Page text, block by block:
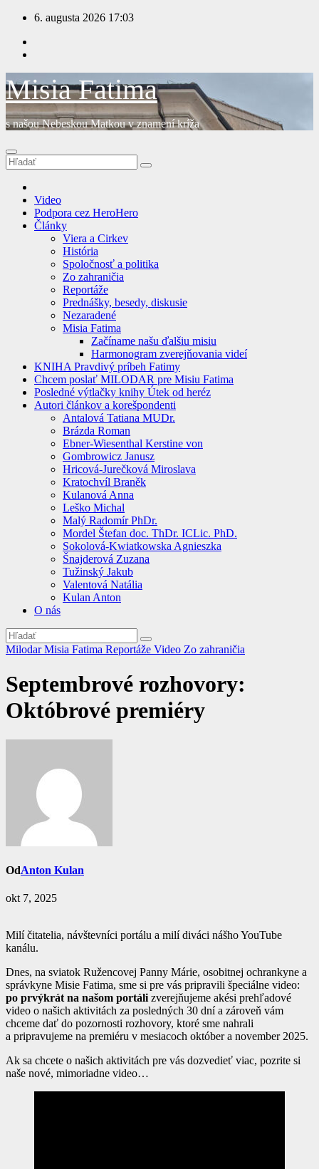
Prejsť
obsah
6. augusta 2026 17:03
Misia Fatima
s našou Nebeskou Matkou v znamení kríža
Video
Podpora cez HeroHero
Články
Viera a Cirkev
História
Spoločnosť a politika
Zo zahraničia
Reportáže
Prednášky, besedy, diskusie
Nezaradené
Misia Fatima
Začíname našu ďalšiu misiu
Harmonogram zverejňovania videí
KNIHA Pravdivý príbeh Fatimy
Chcem poslať MILODAR pre Misiu Fatima
Posledné výtlačky knihy Útek od heréz
Autori článkov a korešpondenti
Antalová Tatiana MUDr.
Brázda Roman
Ebner-Wiesenthal Kerstine von
Gombrowicz Janusz
Hricová-Jurečková Miroslava
Kratochvíl Braněk
Kulanová Anna
Leško Michal
Malý Radomír PhDr.
Mordel Štefan doc. ThDr. ICLic. PhD.
Sokolová-Kwiatkowska Agnieszka
Šnajderová Zuzana
Tužinský Jakub
Valentová Natália
Kulan Anton
O nás
MilodarMisia Fatima Reportáže Video Zo zahraničia
Septembrové rozhovory:
Októbrové premiéry
OdAnton Kulan
okt 7, 2025
Milí čitatelia, návštevníci portálu a milí diváci nášho YouTube
kanálu.
Dnes, na sviatok Ružencovej Panny Márie, osobitnej ochrankyne a
správkyne Misie Fatima, sme si pre vás pripravili špeciálne video:
po prvýkrát na našom portálizverejňujeme akési prehľadové
video o našich aktivitách za posledných 30 dní a zároveň vám
chceme dať do pozornosti rozhovory, ktoré sme nahrali
a pripravujeme na premiéru v mesiacoch október a november 2025.
Ak sa chcete o našich aktivitách pre vás dozvedieť viac, pozrite si
naše nové, mimoriadne video…